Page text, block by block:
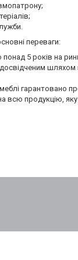
переваги:
5 років на
гарантовано
на всю продукцію,